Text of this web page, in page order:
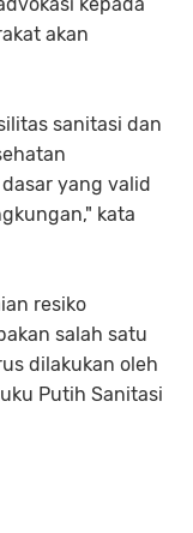
akan
sanitasi dan
yang valid
kata
resiko
salah satu
dilakukan oleh
Putih Sanitasi